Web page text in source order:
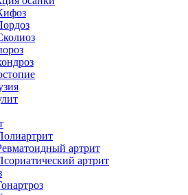
артрит
артрит